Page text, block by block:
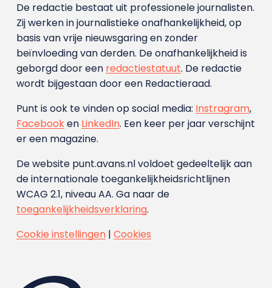
De redactie bestaat uit professionele journalisten.
Zij werken in journalistieke onafhankelijkheid, op
basis van vrije nieuwsgaring en zonder
beïnvloeding van derden. De onafhankelijkheid is
geborgd door een redactiestatuut. De redactie
wordt bijgestaan door een Redactieraad.
Punt is ook te vinden op social media: Instragram,
Facebooken LinkedIn. Een keer per jaar verschijnt
er een magazine.
De website punt.avans.nl voldoet gedeeltelijk aan
de internationale toegankelijkheidsrichtlijnen
WCAG 2.1, niveau AA. Ga naar de
toegankelijkheidsverklaring.
Cookie instellingen| Cookies